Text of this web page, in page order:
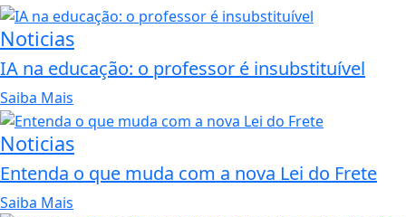
Noticias
IA na educação: o professor é insubstituível
Saiba Mais
Noticias
Entenda o que muda com a nova Lei do Frete
Saiba Mais